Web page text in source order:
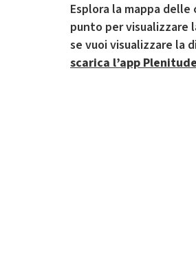
Esplora la mappa
punto per visualizzare
se vuoi visualizzare la
scarica l’app